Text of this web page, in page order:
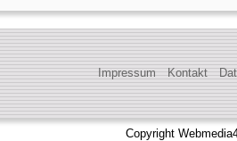
Impressum Kontakt
Copyright